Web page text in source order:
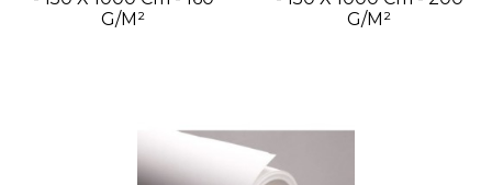
G/m²
G/m²